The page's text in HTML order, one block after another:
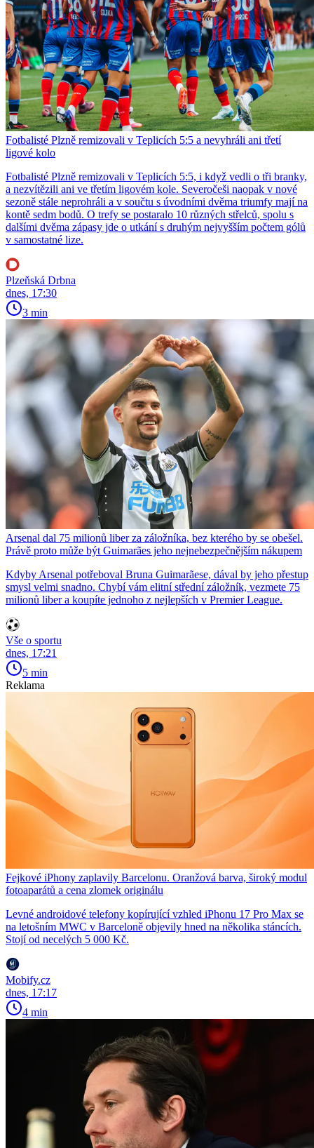
Fotbalisté Plzně remizovali v Teplicích 5:5 a nevyhráli ani třetí
ligové kolo
Fotbalisté Plzně remizovali v Teplicích 5:5, i když vedli o tři branky,
a nezvítězili ani ve třetím ligovém kole. Severočeši naopak v nové
sezoně stále neprohráli a v součtu s úvodními dvěma triumfy mají na
kontě sedm bodů. O trefy se postaralo 10 různých střelců, spolu s
dalšími dvěma zápasy jde o utkání s druhým nejvyšším počtem gólů
v samostatné lize.
Plzeňská Drbna
dnes, 17:30
3 min
Arsenal dal 75 milionů liber za záložníka, bez kterého by se obešel.
Právě proto může být Guimarães jeho nejnebezpečnějším nákupem
Kdyby Arsenal potřeboval Bruna Guimarãese, dával by jeho přestup
smysl velmi snadno. Chybí vám elitní střední záložník, vezmete 75
milionů liber a koupíte jednoho z nejlepších v Premier League.
Vše o sportu
dnes, 17:21
5 min
Reklama
Fejkové iPhony zaplavily Barcelonu. Oranžová barva, široký modul
fotoaparátů a cena zlomek originálu
Levné androidové telefony kopírující vzhled iPhonu 17 Pro Max se
na letošním MWC v Barceloně objevily hned na několika stáncích.
Stojí od necelých 5 000 Kč.
Mobify.cz
dnes, 17:17
4 min